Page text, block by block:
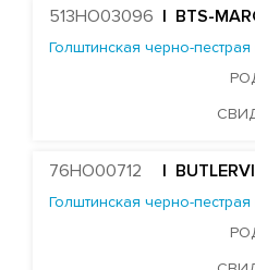
513HO03096 | BTS-
Голштинская черно-
76HO00712 |
Голштинская черно-